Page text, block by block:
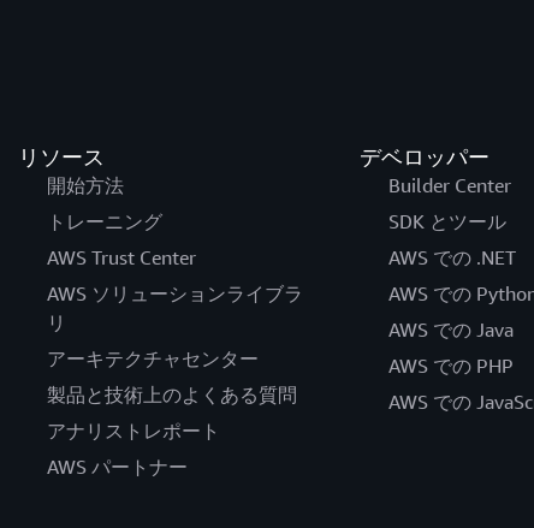
リソース
開始方法
トレーニング
AWS Trust Center
AWS ソリューションライブラ
リ
アーキテクチャセンター
製品と技術上のよくある質問
アナリストレポート
AWS パートナー
デベロッパー
Builder Center
SDK とツール
AWS での .NET
AWS での
AWS での Java
AWS での PHP
AWS での